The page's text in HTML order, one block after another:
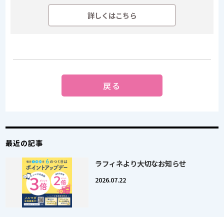
詳しくはこちら
戻る
最近の記事
ラフィネより大切なお知らせ
2026.07.22